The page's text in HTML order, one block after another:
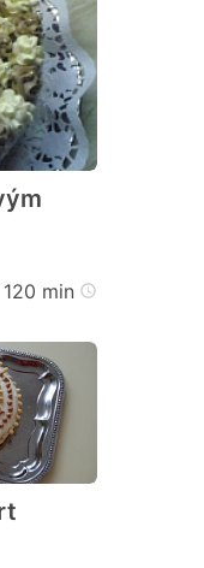
120 min
ještě nebyl hodnocen